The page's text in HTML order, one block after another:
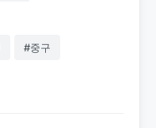
#중구